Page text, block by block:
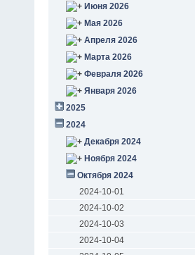
Июня 2026
Мая 2026
Апреля 2026
Марта 2026
Февраля 2026
Января 2026
2025
2024
Декабря 2024
Ноября 2024
Октября 2024
2024-10-01
2024-10-02
2024-10-03
2024-10-04